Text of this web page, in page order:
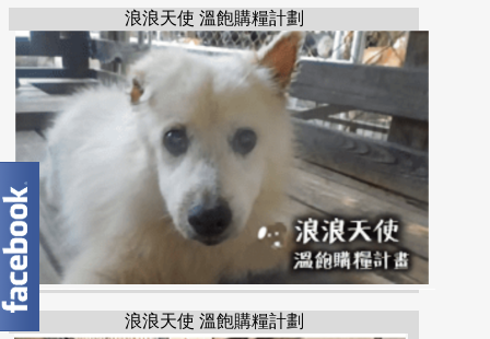
浪浪天使 溫飽購糧計劃
浪浪天使 溫飽購糧計劃